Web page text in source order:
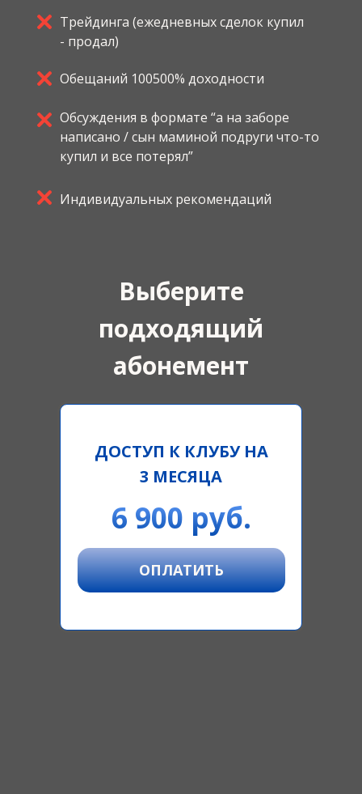
Трейдинга (ежедневных сделок купил
- продал)
Обещаний 100500% доходности
Обсуждения в формате “а на заборе
написано / сын маминой подруги что-то
купил и все потерял”
Индивидуальных рекомендаций
Выберите
подходящий
абонемент
ДОСТУП К КЛУБУ НА
3 МЕСЯЦА
6 900 руб.
ОПЛАТИТЬ